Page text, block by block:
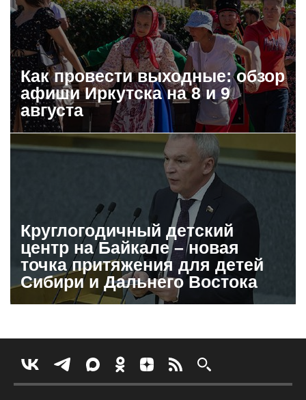
Как провести выходные: обзор
афиши Иркутска на 8 и 9
августа
Круглогодичный детский
центр на Байкале – новая
точка притяжения для детей
Сибири и Дальнего Востока